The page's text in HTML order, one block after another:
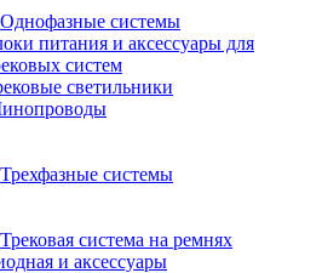
Однофазные системы
питания и аксессуары для
систем
светильники
Трехфазные системы
Трековая система на ремнях
и аксессуары